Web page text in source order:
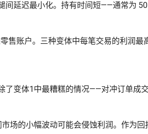
延迟最小化。持有时间短——通常为
售账户。三种变体中每笔交易的利润最
变体1中最糟糕的情况——对冲订单成
场的小幅波动可能会侵蚀利润。作为回